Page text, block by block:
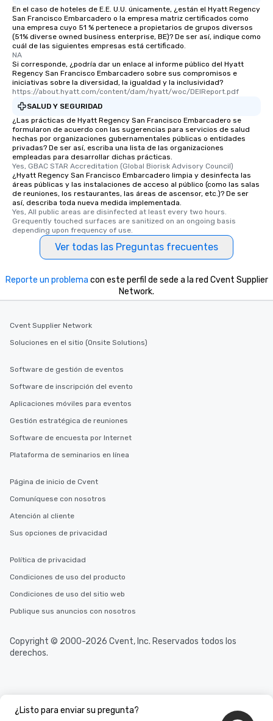
cuisines and dishes.
selected dishes are
high standards to
from Day to Night
group experience,
key. Whether you
you to provide
needs. Go for as Long or as Short as
You Like Along with
scheduling, Lip
Tours also provides a
durations. Our
hours, with optional
En el caso de hoteles de E.E. U.U. únicamente, ¿están el Hyatt Regency
San Francisco Embarcadero o la empresa matriz certificados como
una empresa cuyo 51 % pertenece a propietarios de grupos diversos
(51% diverse owned business enterprise, BE)? De ser así, indique como
cuál de las siguientes empresas está certificado.
NA
Si corresponde, ¿podría dar un enlace al informe público del Hyatt
Regency San Francisco Embarcadero sobre sus compromisos e
iniciativas sobre la diversidad, la igualdad y la inclusividad?
https://about.hyatt.com/content/dam/hyatt/woc/DEIReport.pdf
SALUD Y SEGURIDAD
¿Las prácticas de Hyatt Regency San Francisco Embarcadero se
formularon de acuerdo con las sugerencias para servicios de salud
hechas por organizaciones gubernamentales públicas o entidades
privadas? De ser así, escriba una lista de las organizaciones
empleadas para desarrollar dichas prácticas.
Yes, GBAC STAR Accreditation (Global Biorisk Advisory Council)
¿Hyatt Regency San Francisco Embarcadero limpia y desinfecta las
áreas públicas y las instalaciones de acceso al público (como las salas
de reuniones, los restaurantes, las áreas de ascensor, etc.)? De ser
así, describa toda nueva medida implementada.
Yes, All public areas are disinfected at least every two hours.
Grequently touched surfaces are sanitized on an ongoing basis
depending upon frequency of use.
Ver todas las Preguntas frecuentes
¿Listo para enviar su pregunta?
Reporte un problema con este perfil de sede a la red Cvent Supplier
Network.
Cvent Supplier Network
Soluciones en el sitio (Onsite Solutions)
Software de gestión de eventos
Software de inscripción del evento
Aplicaciones móviles para eventos
Gestión estratégica de reuniones
Software de encuesta por Internet
Plataforma de seminarios en línea
Página de inicio de Cvent
Comuníquese con nosotros
Atención al cliente
Sus opciones de privacidad
Política de privacidad
Condiciones de uso del producto
Condiciones de uso del sitio web
Publique sus anuncios con nosotros
Copyright © 2000-2026 Cvent, Inc. Reservados todos los
derechos.